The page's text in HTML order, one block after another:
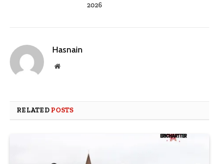
2026
Hasnain
Website
RELATED POSTS